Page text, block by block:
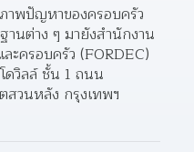
าพปัญหาของครอบครัว
นต่าง ๆ มายังสำนักงาน
ครอบครัว (FORDEC)
ดวิลล์ ชั้น 1 ถนน
สวนหลัง กรุงเทพฯ